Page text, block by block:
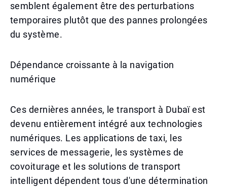
semblent également être des perturbations
temporaires plutôt que des pannes prolongées
du système.
Dépendance croissante à la navigation
numérique
Ces dernières années, le transport à Dubaï est
devenu entièrement intégré aux technologies
numériques. Les applications de taxi, les
services de messagerie, les systèmes de
covoiturage et les solutions de transport
intelligent dépendent tous d'une détermination